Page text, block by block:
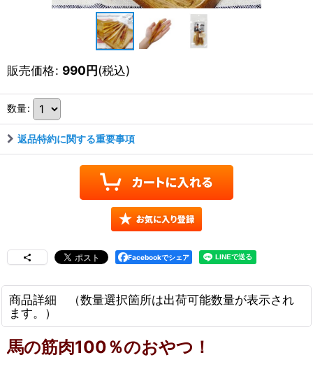
販売価格: 990円(税込)
数量:
返品特約に関する重要事項
Facebookでシェア
商品詳細 （数量選択箇所は出荷可能数量が表示され
ます。）
馬の筋肉100％のおやつ！